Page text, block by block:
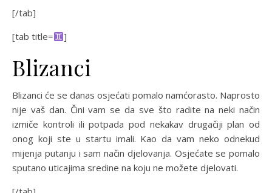
[/tab]
[tab title=
]
Blizanci
Blizanci će se danas osjećati pomalo namćorasto. Naprosto
nije vaš dan. Čini vam se da sve što radite na neki način
izmiče kontroli ili potpada pod nekakav drugačiji plan od
onog koji ste u startu imali. Kao da vam neko odnekud
mijenja putanju i sam način djelovanja. Osjećate se pomalo
sputano uticajima sredine na koju ne možete djelovati.